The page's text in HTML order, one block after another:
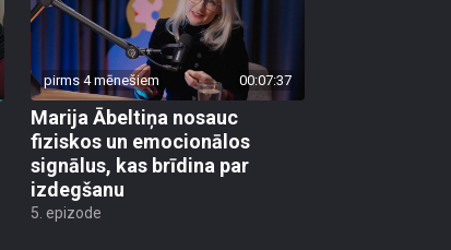
pirms 4 mēnešiem 00:07:37
Marija Ābeltiņa nosauc
fiziskos un emocionālos
signālus, kas brīdina par
izdegšanu
5. epizode